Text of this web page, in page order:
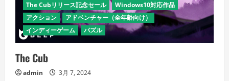
The Cubリリース記念セール
Windows10対応作品
アクション
アドベンチャー（全年齢向け）
インディーゲーム
パズル
The Cub
admin
3月 7, 2024